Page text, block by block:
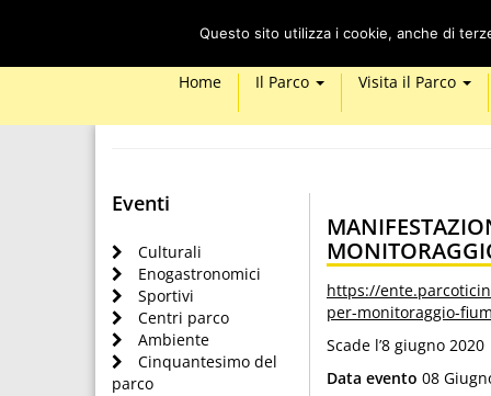
Home Il Parco Visita il Parco
Eventi
Culturali
Enogastronomici
Sportivi
Centri parco
Ambiente
Cinquantesimo del
parco
https://
per-monitoraggio-
Scade l’8 giugno 2020
Data evento 08
Questo sito utilizza i cookie, anche di